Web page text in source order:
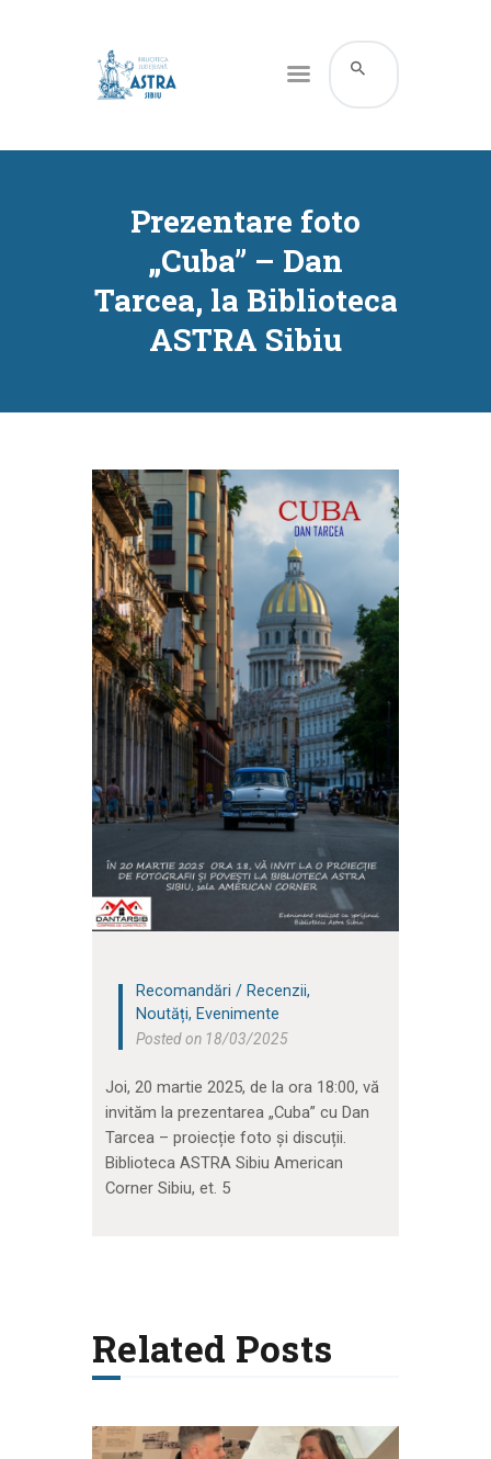
Prezentare foto
„Cuba” – Dan
Tarcea, la Biblioteca
ASTRA Sibiu
CATALOG ONLINE
RESURSE
SERVICII
INFORMAȚII UTILE
Recomandări / Recenzii,
Noutăți, Evenimente
Posted on 18/03/2025
Joi, 20 martie 2025, de la ora 18:00, vă
invităm la prezentarea „Cuba” cu Dan
Tarcea – proiecție foto și discuții.
Biblioteca ASTRA Sibiu American
Corner Sibiu, et. 5
Related Posts